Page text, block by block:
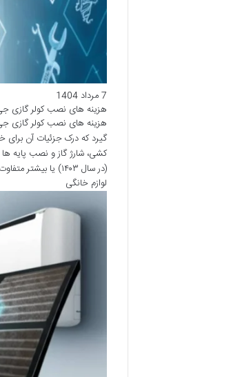
7 مرداد 1404
هزینه های نصب کولر گازی
هزینه های نصب کولر گازی
گیرد که درک جزئیات آن برای
(در سال ۱۴۰۳) یا بیشتر متفاوت باشد. آگاهی از این عوامل به شما کمک می کند تا با دیدی شفاف،…
لوازم خانگی